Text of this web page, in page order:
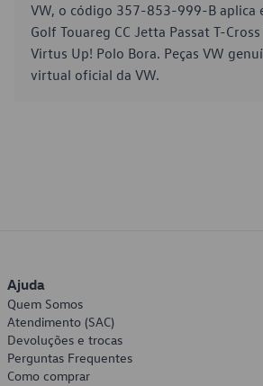
VW, o código 357-853-999-B aplica
Golf Touareg CC Jetta Passat T-
Virtus Up! Polo Bora. Peças VW
virtual oficial da VW.
Ajuda
Quem Somos
Atendimento (SAC)
Devoluções e trocas
Perguntas Frequentes
Como comprar